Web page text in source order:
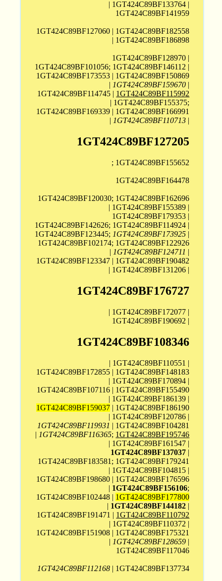
| 1GT424C89BF133764 |
1GT424C89BF141959
1GT424C89BF127060 | 1GT424C89BF182558
| 1GT424C89BF186898
1GT424C89BF128970 |
1GT424C89BF101056; 1GT424C89BF146112 |
1GT424C89BF173553 | 1GT424C89BF150869
| 1GT424C89BF159670 |
1GT424C89BF114745 | 1GT424C89BF115992
| 1GT424C89BF155375;
1GT424C89BF169339 | 1GT424C89BF166991
| 1GT424C89BF110713 |
1GT424C89BF127205
; 1GT424C89BF155652
1GT424C89BF164478
1GT424C89BF120030; 1GT424C89BF162696
| 1GT424C89BF155389 |
1GT424C89BF179353 |
1GT424C89BF142626; 1GT424C89BF114924 |
1GT424C89BF123445; 1GT424C89BF173925 |
1GT424C89BF102174; 1GT424C89BF122926
| 1GT424C89BF124711 |
1GT424C89BF123347 | 1GT424C89BF190482
| 1GT424C89BF131206 |
1GT424C89BF176727
| 1GT424C89BF172077 |
1GT424C89BF190692 |
1GT424C89BF108346
| 1GT424C89BF110551 |
1GT424C89BF172855 | 1GT424C89BF148183
| 1GT424C89BF170894 |
1GT424C89BF107116 | 1GT424C89BF155490
| 1GT424C89BF186139 |
1GT424C89BF159037 | 1GT424C89BF186190
| 1GT424C89BF120786 |
1GT424C89BF119931 | 1GT424C89BF104281
| 1GT424C89BF116365; 1GT424C89BF195746
| 1GT424C89BF161547 |
1GT424C89BF137037 |
1GT424C89BF183581; 1GT424C89BF179241
| 1GT424C89BF104815 |
1GT424C89BF198680 | 1GT424C89BF176596
| 1GT424C89BF156106;
1GT424C89BF102448 | 1GT424C89BF177800
| 1GT424C89BF144182 |
1GT424C89BF191471 | 1GT424C89BF110792
| 1GT424C89BF110372 |
1GT424C89BF151908 | 1GT424C89BF175321
| 1GT424C89BF128659 |
1GT424C89BF117046
1GT424C89BF112168 | 1GT424C89BF137734